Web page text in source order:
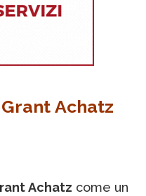
Achatz
Achatz come un